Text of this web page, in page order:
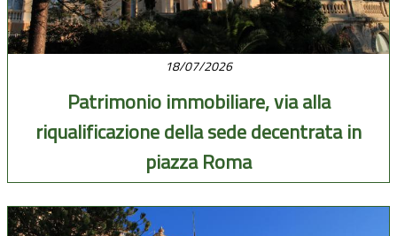
18/07/2026
Patrimonio immobiliare, via alla
riqualificazione della sede decentrata in
piazza Roma